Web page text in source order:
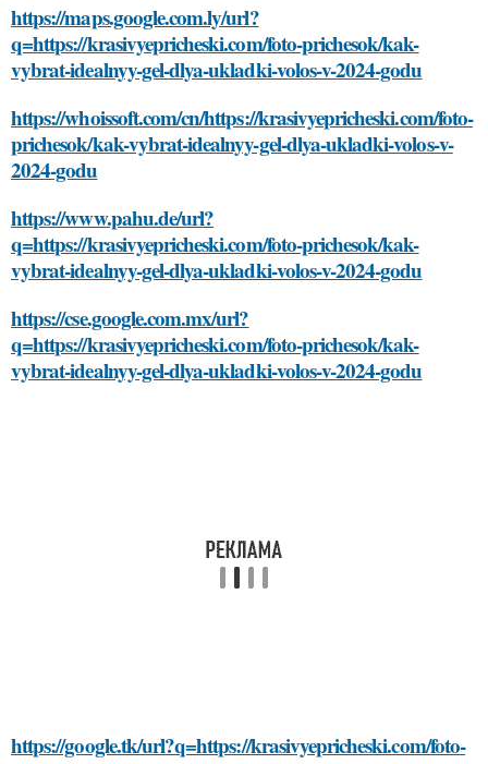
https://maps.google.com.ly/url?
q=https://krasivyepricheski.com/foto-prichesok/kak-
vybrat-idealnyy-gel-dlya-ukladki-volos-v-2024-godu
https://whoissoft.com/cn/https://krasivyepricheski.com/foto-
prichesok/kak-vybrat-idealnyy-gel-dlya-ukladki-volos-v-
2024-godu
https://www.pahu.de/url?
q=https://krasivyepricheski.com/foto-prichesok/kak-
vybrat-idealnyy-gel-dlya-ukladki-volos-v-2024-godu
https://cse.google.com.mx/url?
q=https://krasivyepricheski.com/foto-prichesok/kak-
vybrat-idealnyy-gel-dlya-ukladki-volos-v-2024-godu
https://google.tk/url?q=https://krasivyepricheski.com/foto-